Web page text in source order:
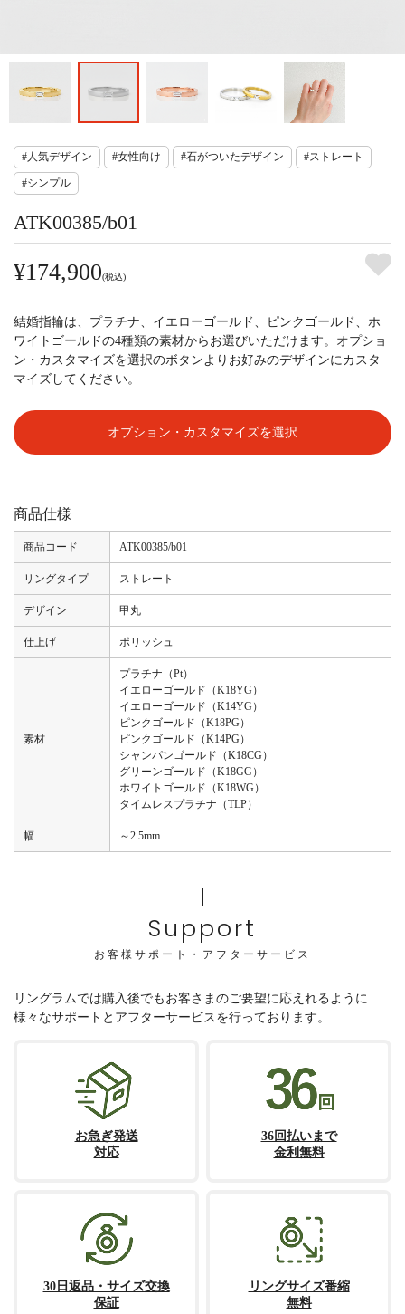
#人気デザイン #女性向け #石がついたデザイン #ストレート
#シンプル
ATK00385/b01
¥174,900(税込)
結婚指輪は、プラチナ、イエローゴールド、ピンクゴールド、ホ
ワイトゴールドの4種類の素材からお選びいただけます。オプショ
ン・カスタマイズを選択のボタンよりお好みのデザインにカスタ
マイズしてください。
オプション・カスタマイズを選択
商品仕様
商品コード ATK00385/b01
リングタイプ ストレート
デザイン 甲丸
仕上げ ポリッシュ
素材
プラチナ（Pt）
イエローゴールド（K18YG）
イエローゴールド（K14YG）
ピンクゴールド（K18PG）
ピンクゴールド（K14PG）
シャンパンゴールド（K18CG）
グリーンゴールド（K18GG）
ホワイトゴールド（K18WG）
タイムレスプラチナ（TLP）
幅 ～2.5mm
Support
お客様サポート・アフターサービス
リングラムでは購入後でもお客さまのご要望に応えれるように
様々なサポートとアフターサービスを行っております。
お急ぎ発送
対応
36回払いまで
金利無料
30日返品・サイズ交換
保証
リングサイズ番縮
無料